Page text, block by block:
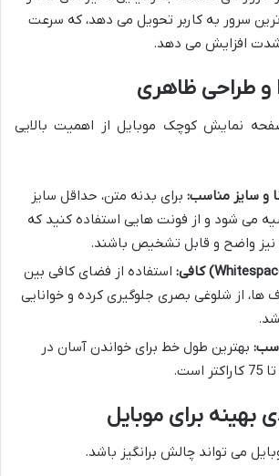
ترین سرور به کاربر تحویل می دهد، که سرعت
شدت افزایش می دهد.
و طراحی ظاهری
نمایش کوچک موبایل از اهمیت بالایی
و سایز مناسب: برای بدنه متن، حداقل سایز
می شود و از فونت هایی استفاده کنید که
نیز واضح و قابل تشخیص باشند.
استفاده از فضای کافی بین
ها، از شلوغی بصری جلوگیری کرده و خوانایی
بهترین طول خط برای خواندن آسان در
بهینه برای موبایل
می تواند چالش برانگیز باشد.